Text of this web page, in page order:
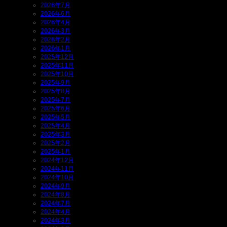
2026年7月
2026年6月
2026年4月
2026年3月
2026年2月
2026年1月
2025年12月
2025年11月
2025年10月
2025年9月
2025年8月
2025年7月
2025年6月
2025年5月
2025年4月
2025年3月
2025年2月
2025年1月
2024年12月
2024年11月
2024年10月
2024年9月
2024年8月
2024年7月
2024年4月
2024年3月